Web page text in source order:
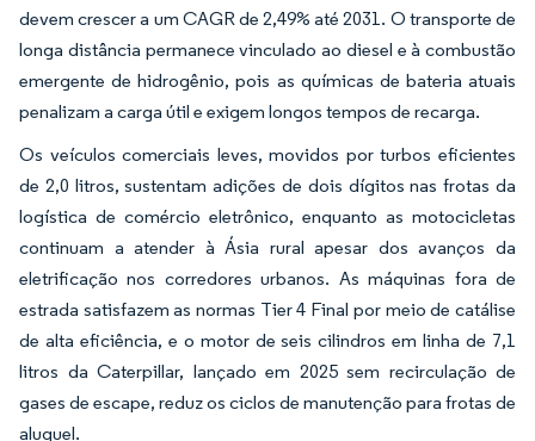
devem crescer a um CAGR de 2,49% até 2031. O transporte de
longa distância permanece vinculado ao diesel e à combustão
emergente de hidrogênio, pois as químicas de bateria atuais
penalizam a carga útil e exigem longos tempos de recarga.
Os veículos comerciais leves, movidos por turbos eficientes
de 2,0 litros, sustentam adições de dois dígitos nas frotas da
logística de comércio eletrônico, enquanto as motocicletas
continuam a atender à Ásia rural apesar dos avanços da
eletrificação nos corredores urbanos. As máquinas fora de
estrada satisfazem as normas Tier 4 Final por meio de catálise
de alta eficiência, e o motor de seis cilindros em linha de 7,1
litros da Caterpillar, lançado em 2025 sem recirculação de
gases de escape, reduz os ciclos de manutenção para frotas de
aluguel.